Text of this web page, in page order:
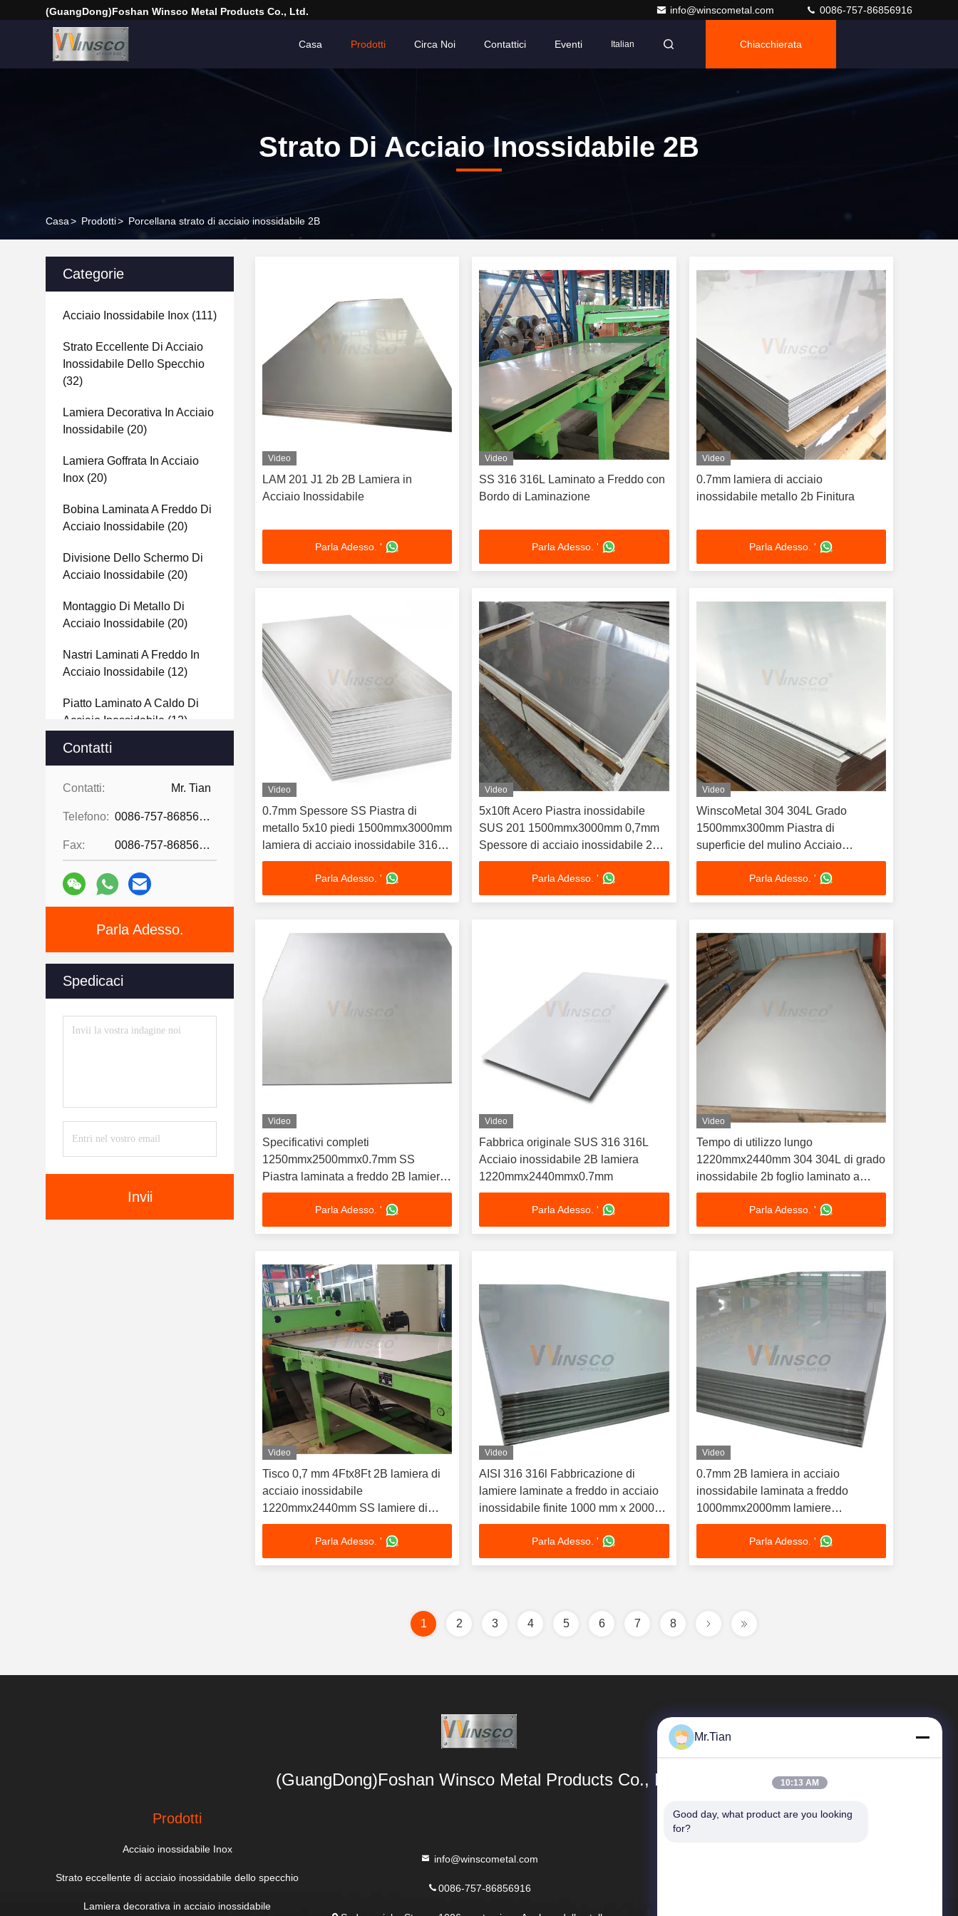
(GuangDong)Foshan Winsco Metal Products Co., Ltd. info@winscometal.com 0086-757-86856916
Casa Prodotti Circa Noi Contattici Eventi Italian Chiacchierata
Strato Di Acciaio Inossidabile 2B
Casa> Prodotti> Porcellana strato di acciaio inossidabile 2B
Categorie
Acciaio Inossidabile Inox (111)
Strato Eccellente Di Acciaio
Inossidabile Dello Specchio
(32)
Lamiera Decorativa In Acciaio
Inossidabile (20)
Lamiera Goffrata In Acciaio
Inox (20)
Bobina Laminata A Freddo Di
Acciaio Inossidabile (20)
Divisione Dello Schermo Di
Acciaio Inossidabile (20)
Montaggio Di Metallo Di
Acciaio Inossidabile (20)
Nastri Laminati A Freddo In
Acciaio Inossidabile (12)
Piatto Laminato A Caldo Di
Acciaio Inossidabile (12)
Strato Di Acciaio Inossidabile
2B(144)
Della Linea Sottile(40)
Strato Di Acciaio Inossidabile
Stainless Steel Decorative
Inossidabile(4)
Contatti
Contatti: Mr. Tian
Telefono: 0086-757-86856916
Fax: 0086-757-86856916
Parla Adesso.
Spedicaci
Invii
Video
LAM 201 J1 2b 2B Lamiera in
Acciaio Inossidabile
Parla Adesso. '
Video
SS 316 316L Laminato a Freddo con
Bordo di Laminazione
Parla Adesso. '
Video
0.7mm lamiera di acciaio
inossidabile metallo 2b Finitura
Parla Adesso. '
Video
0.7mm Spessore SS Piastra di
metallo 5x10 piedi 1500mmx3000mm
lamiera di acciaio inossidabile 316
316L Garanzia materiale
Parla Adesso. '
Video
5x10ft Acero Piastra inossidabile
SUS 201 1500mmx3000mm 0,7mm
Spessore di acciaio inossidabile 2B
Finish Sheet
Parla Adesso. '
Video
WinscoMetal 304 304L Grado
1500mmx300mm Piastra di
superficie del mulino Acciaio
inossidabile 2B Fogli 0.7mm
Parla Adesso. '
Video
Specificativi completi
1250mmx2500mmx0.7mm SS
Piastra laminata a freddo 2B lamiera
di acciaio inossidabile 304 304L
Parla Adesso. '
Video
Fabbrica originale SUS 316 316L
Acciaio inossidabile 2B lamiera
1220mmx2440mmx0.7mm
Parla Adesso. '
Video
Tempo di utilizzo lungo
1220mmx2440mm 304 304L di grado
inossidabile 2b foglio laminato a
freddo 0,7 mm spessore SS piastra
Parla Adesso. '
Video
Tisco 0,7 mm 4Ftx8Ft 2B lamiera di
acciaio inossidabile
1220mmx2440mm SS lamiere di
metallo Fabbrica finita
Parla Adesso. '
Video
AISI 316 316l Fabbricazione di
lamiere laminate a freddo in acciaio
inossidabile finite 1000 mm x 2000
mm Con superficie 2b Tessile 0,7 mm
Parla Adesso. '
Video
0.7mm 2B lamiera in acciaio
inossidabile laminata a freddo
1000mmx2000mm lamiere
inossidabili TISCO 304 304L
Parla Adesso. '
1 2 3 4 5 6 7 8
(GuangDong)Foshan Winsco Metal Products Co., Ltd.
Prodotti
Acciaio inossidabile Inox
Strato eccellente di acciaio inossidabile dello specchio
Lamiera decorativa in acciaio inossidabile
info@winscometal.com
0086-757-86856916
Collegamenti Rapidi
Mr.Tian
10:13 AM
Good day, what product are you looking
for?